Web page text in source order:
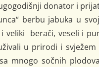
donator i
berbu jabuka u
i veliki berači, veseli i
u prirodi i
mnogo sočnih